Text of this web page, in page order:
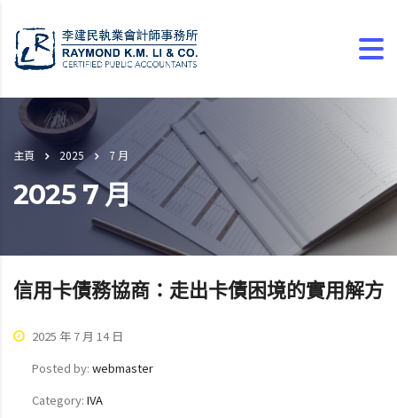
主頁 2025 7 月
2025 7 月
信用卡債務協商：走出卡債困境的實用解方
2025 年 7 月 14 日
Posted by: webmaster
Category: IVA